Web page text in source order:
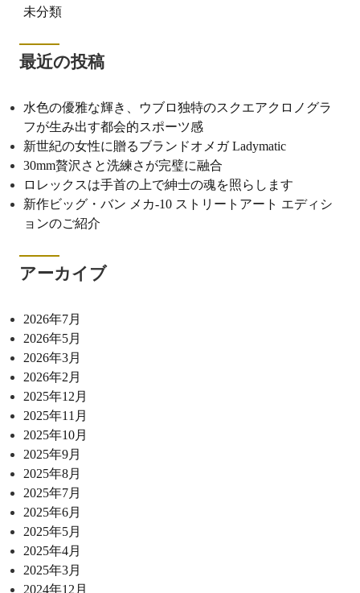
未分類
最近の投稿
水色の優雅な輝き、ウブロ独特のスクエアクロノグラ
フが生み出す都会的スポーツ感
新世紀の女性に贈るブランドオメガ Ladymatic
30mm贅沢さと洗練さが完璧に融合
ロレックスは手首の上で紳士の魂を照らします
新作ビッグ・バン メカ-10 ストリートアート エディシ
ョンのご紹介
アーカイブ
2026年7月
2026年5月
2026年3月
2026年2月
2025年12月
2025年11月
2025年10月
2025年9月
2025年8月
2025年7月
2025年6月
2025年5月
2025年4月
2025年3月
2024年12月